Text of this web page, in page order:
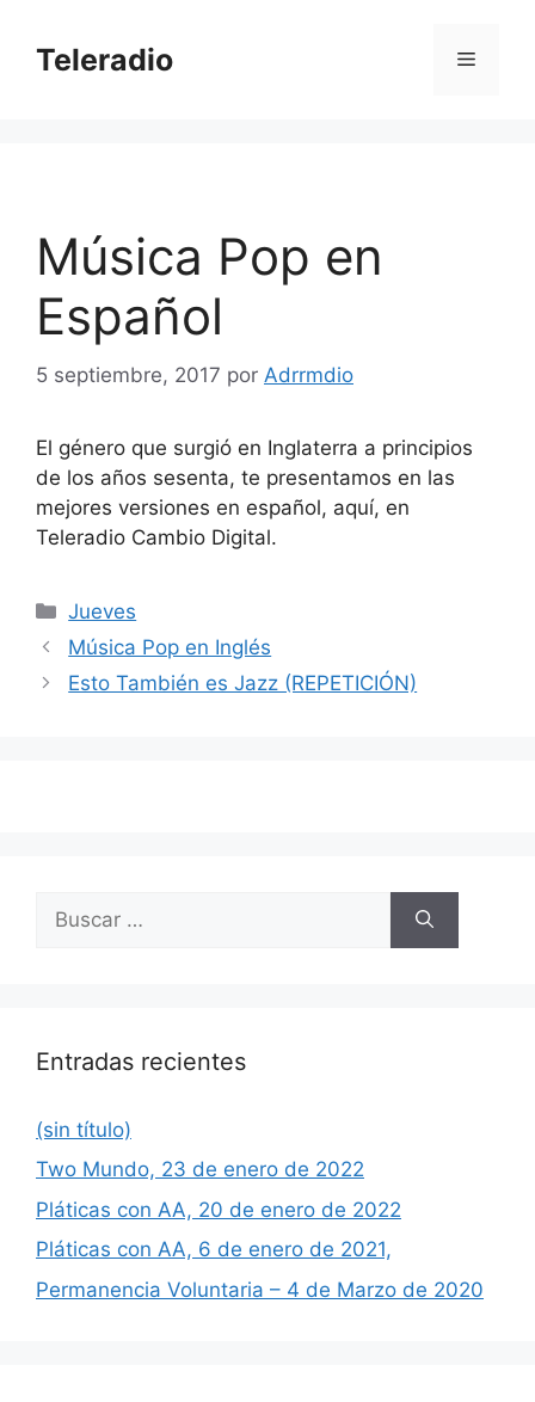
contenido
Teleradio Menú
Música Pop en
Español
5 septiembre, 2017 por Adrrmdio
El género que surgió en Inglaterra a principios
de los años sesenta, te presentamos en las
mejores versiones en español, aquí, en
Teleradio Cambio Digital.
Categorías
Jueves
Navegación
de
Música Pop en Inglés
Esto También es Jazz (REPETICIÓN)
Entradas recientes
(sin título)
Two Mundo, 23 de enero de 2022
Pláticas con AA, 20 de enero de 2022
Pláticas con AA, 6 de enero de 2021,
Permanencia Voluntaria – 4 de Marzo de 2020